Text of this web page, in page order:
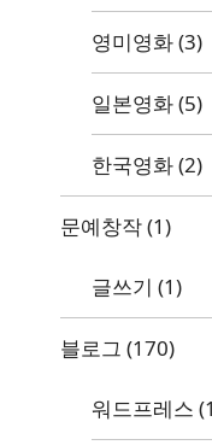
영미영화(3)
일본영화(5)
한국영화(2)
문예창작(1)
글쓰기 (1)
블로그 (170)
워드프레스